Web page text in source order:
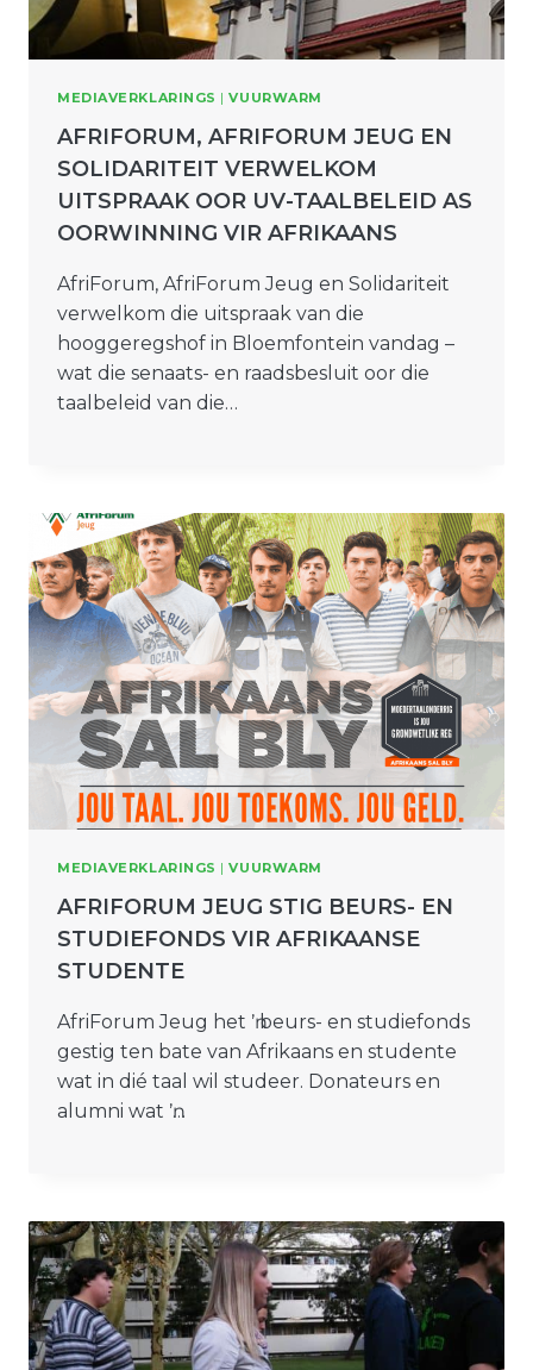
MEDIAVERKLARINGS |VUURWARM
AFRIFORUM, AFRIFORUM JEUG EN
SOLIDARITEIT VERWELKOM
UITSPRAAK OOR UV-TAALBELEID AS
OORWINNING VIR AFRIKAANS
AfriForum, AfriForum Jeug en Solidariteit
verwelkom die uitspraak van die
hooggeregshof in Bloemfontein vandag –
wat die senaats- en raadsbesluit oor die
taalbeleid van die…
MEDIAVERKLARINGS |VUURWARM
AFRIFORUM JEUG STIG BEURS- EN
STUDIEFONDS VIR AFRIKAANSE
STUDENTE
AfriForum Jeug het ŉ beurs- en studiefonds
gestig ten bate van Afrikaans en studente
wat in dié taal wil studeer. Donateurs en
alumni wat ŉ…